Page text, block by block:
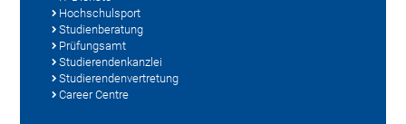
Hochschulsport
Studienberatung
Prüfungsamt
Studierendenkanzlei
Studierendenvertretung
Career Centre